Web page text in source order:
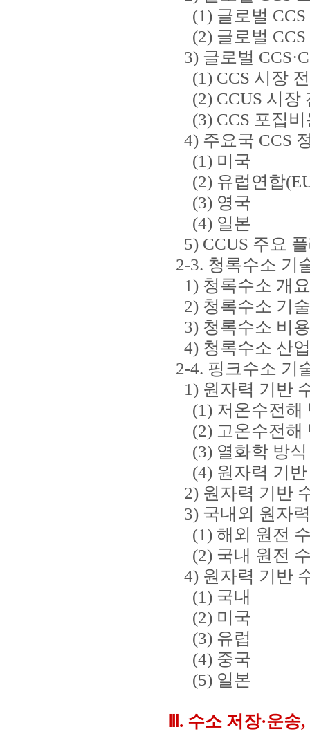
(1) 글로벌 CCS
(2) 글로벌 CCS
3) 글로벌
(1) CCS 시장
(2) CCUS 시장
(3) CCS 포집비
4) 주요국 CCS
(1) 미국
(2) 유럽연합
(3) 영국
(4) 일본
5) CCUS 주요
2-3. 청록수소 기
1) 청록수소 개요
2) 청록수소 기
3) 청록수소 비
4) 청록수소 산
2-4. 핑크수소 기
1) 원자력 기반
(1) 저온수전해
(2) 고온수전해
(3) 열화학 방식
(4) 원자력 기반
2) 원자력 기반
3) 국내외 원자
(1) 해외 원전
(2) 국내 원전
4) 원자력 기반
(1) 국내
(2) 미국
(3) 유럽
(4) 중국
(5) 일본
Ⅲ. 수소 저장·운